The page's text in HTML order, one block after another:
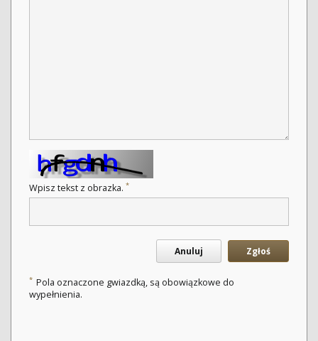
Wpisz tekst z obrazka. *
Anuluj Zgłoś
* Pola oznaczone gwiazdką, są obowiązkowe do
wypełnienia.